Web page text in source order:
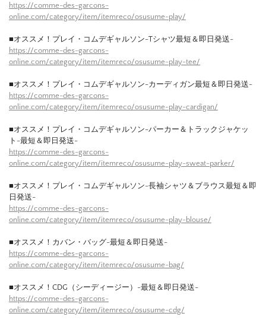
https://comme-des-garcons-
online.com/category/item/itemreco/osusume-play/
■オススメ！プレイ・コムデギャルソン-Tシャツ最短＆即日発送-
https://comme-des-garcons-
online.com/category/item/itemreco/osusume-play-tee/
■オススメ！プレイ・コムデギャルソン-カーディガン最短＆即日発送-
https://comme-des-garcons-
online.com/category/item/itemreco/osusume-play-cardigan/
■オススメ！プレイ・コムデギャルソン-パーカー＆トラックジャケッ
ト-最短＆即日発送-
https://comme-des-garcons-
online.com/category/item/itemreco/osusume-play-sweat-parker/
■オススメ！プレイ・コムデギャルソン-長袖シャツ＆ブラウス最短＆即
日発送-
https://comme-des-garcons-
online.com/category/item/itemreco/osusume-play-blouse/
■オススメ！カバン・バッグ-最短＆即日発送-
https://comme-des-garcons-
online.com/category/item/itemreco/osusume-bag/
■オススメ！CDG（シーディージー）-最短＆即日発送-
https://comme-des-garcons-
online.com/category/item/itemreco/osusume-cdg/